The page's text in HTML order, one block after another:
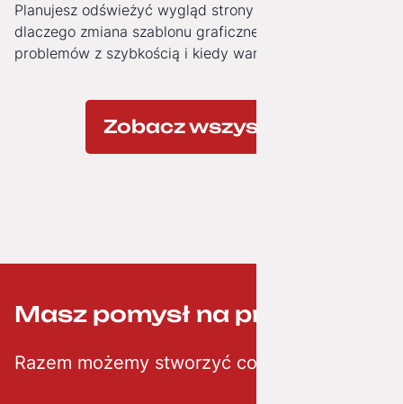
Planujesz odświeżyć wygląd strony firmowej? Zobacz,
dlaczego zmiana szablonu graficznego nie rozwiązuje
problemów z szybkością i kiedy warto zainwestować w
Zobacz wszystkie
Masz pomysł na projekt? ;-)
Razem możemy stworzyć coś kreatywnego